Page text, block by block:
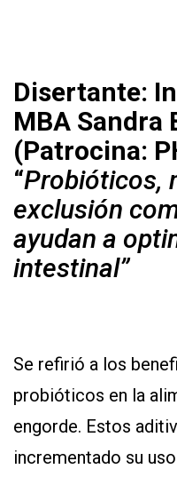
Disertante:
MBA Sandra
(Patrocina:
“Probióticos,
exclusión
ayudan a
intestinal”
Se refirió a los
probióticos en la
engorde. Estos
incrementado su